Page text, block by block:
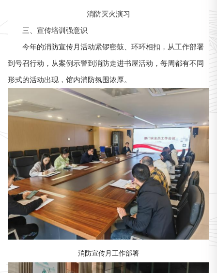
消防灭火演习
三、宣传培训强意识
今年的消防宣传月活动紧锣密鼓、环环相扣，从工作部署
到号召行动，从案例示警到消防走进书屋活动，每周都有不同
形式的活动出现，馆内消防氛围浓厚。
消防宣传月工作部署